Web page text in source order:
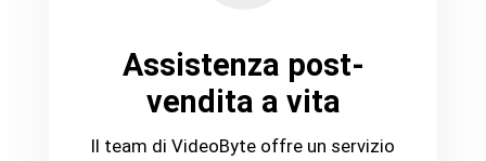
Assistenza post-
vendita a vita
Il team di VideoByte offre un servizio